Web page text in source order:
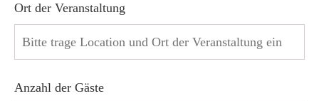
Ort der Veranstaltung
Anzahl der Gäste